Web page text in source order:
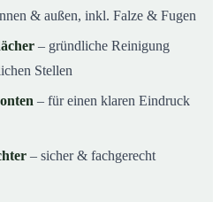
& außen, inkl. Falze & Fugen
– gründliche Reinigung
Stellen
– für einen klaren Eindruck
– sicher & fachgerecht